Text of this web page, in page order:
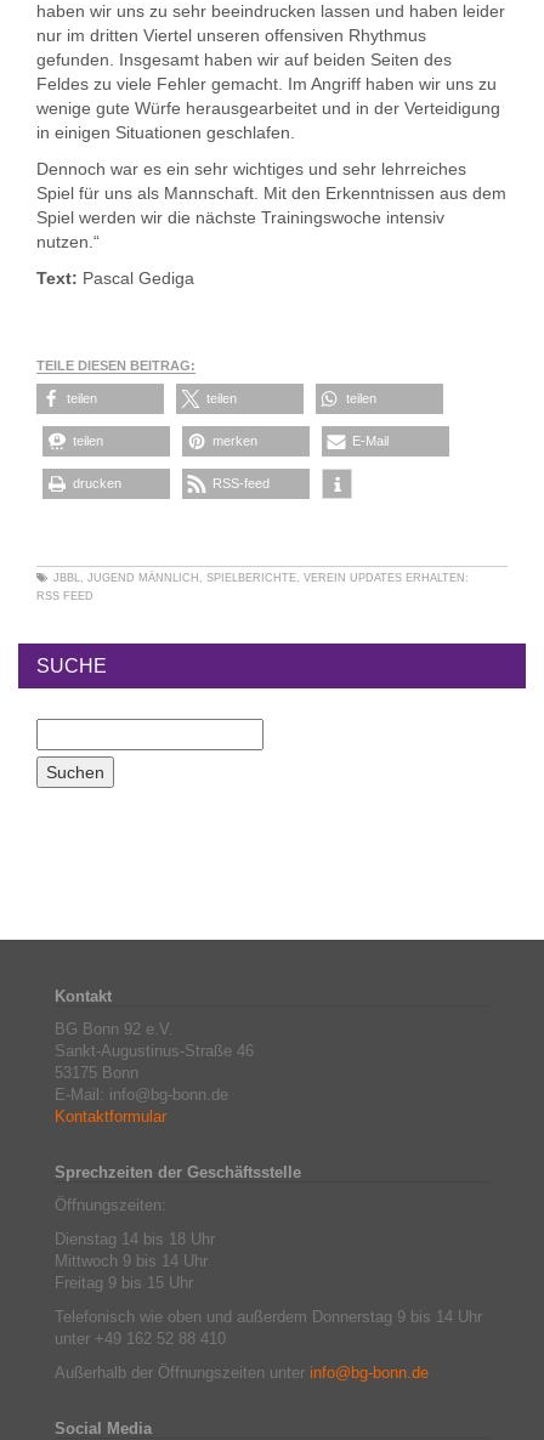
haben wir uns zu sehr beeindrucken lassen und haben leider
nur im dritten Viertel unseren offensiven Rhythmus
gefunden. Insgesamt haben wir auf beiden Seiten des
Feldes zu viele Fehler gemacht. Im Angriff haben wir uns zu
wenige gute Würfe herausgearbeitet und in der Verteidigung
in einigen Situationen geschlafen.
Dennoch war es ein sehr wichtiges und sehr lehrreiches
Spiel für uns als Mannschaft. Mit den Erkenntnissen aus dem
Spiel werden wir die nächste Trainingswoche intensiv
nutzen.“
Text: Pascal Gediga
TEILE DIESEN BEITRAG:
teilen teilen teilen
teilen merken E-Mail
drucken RSS-feed
JBBL, JUGEND MÄNNLICH , SPIELBERICHTE, VEREIN UPDATES ERHALTEN:
RSS FEED
SUCHE
Kontakt
BG Bonn 92 e.V.
Sankt-Augustinus-Straße 46
53175 Bonn
E-Mail: info@bg-bonn.de
Kontaktformular
Sprechzeiten der Geschäftsstelle
Öffnungszeiten:
Dienstag 14 bis 18 Uhr
Mittwoch 9 bis 14 Uhr
Freitag 9 bis 15 Uhr
Telefonisch wie oben und außerdem Donnerstag 9 bis 14 Uhr
unter +49 162 52 88 410
Außerhalb der Öffnungszeiten unter info@bg-bonn.de
Social Media